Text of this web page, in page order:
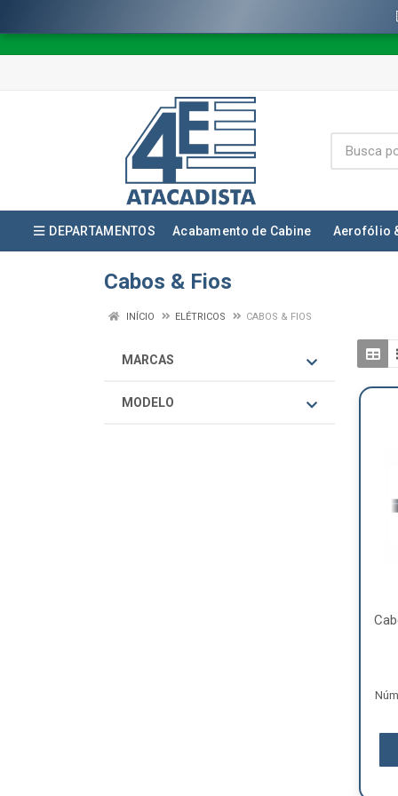
DEPARTAMENTOS Acabamento de Cabine Aerofólio
Cabos & Fios
INÍCIO ELÉTRICOS CABOS & FIOS
MARCAS
MODELO